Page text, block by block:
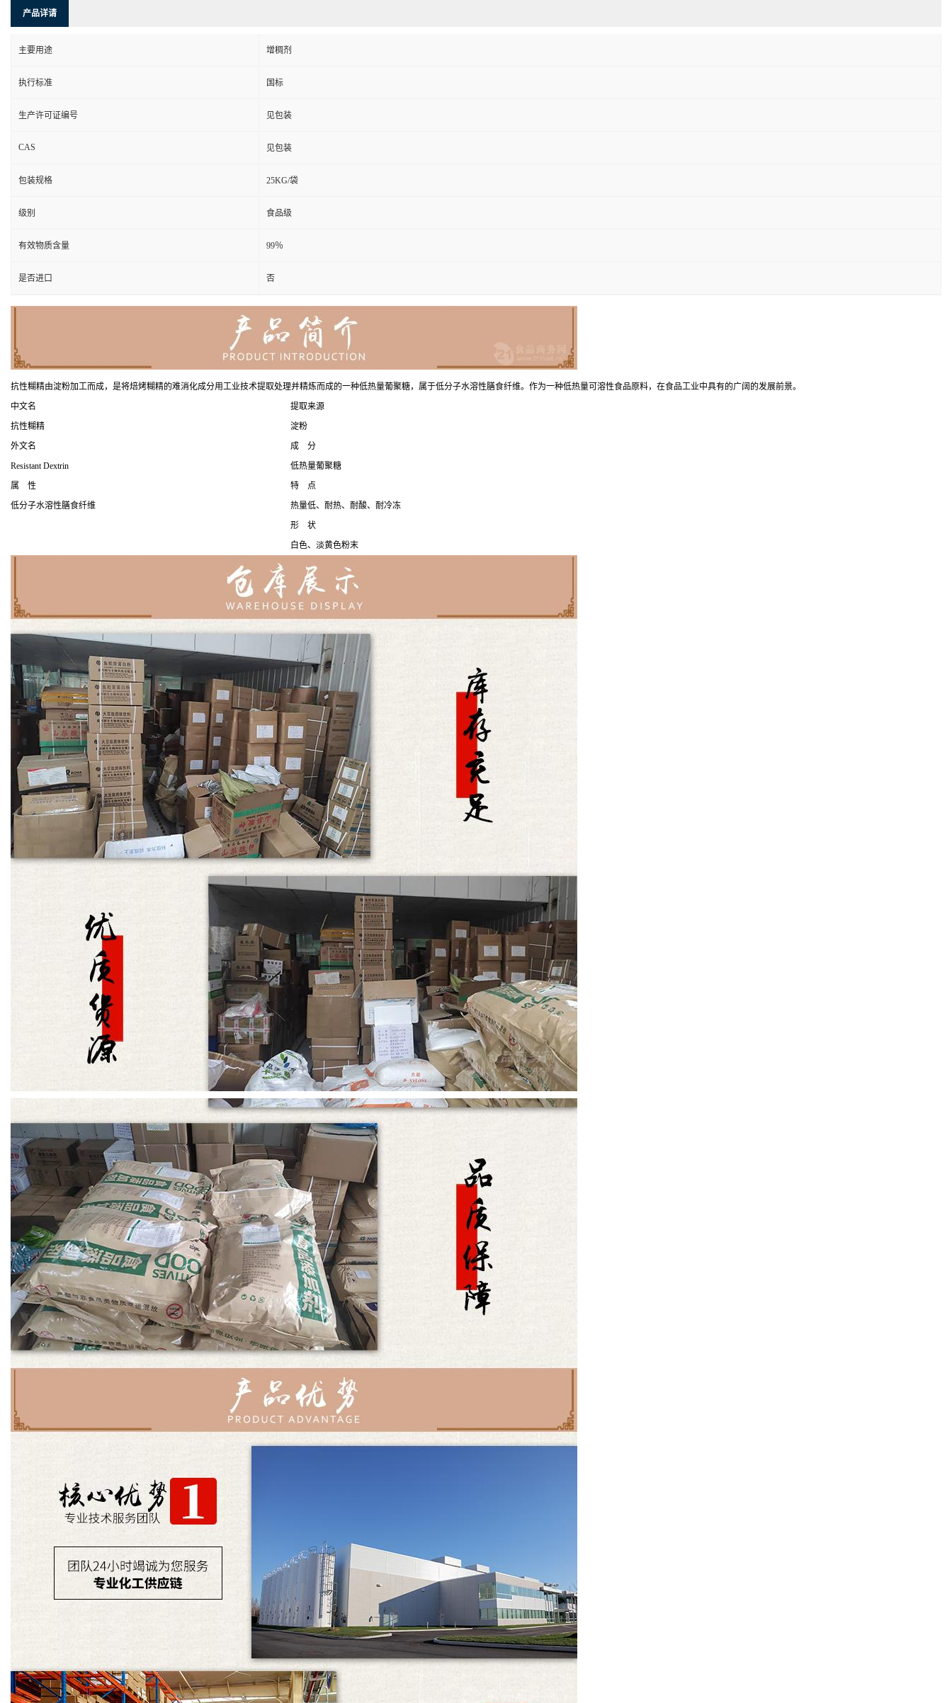
产品详请
主要用途 增稠剂
执行标准 国标
生产许可证编号 见包装
CAS 见包装
包装规格 25KG/袋
级别 食品级
有效物质含量 99％
是否进口 否
抗性糊精由淀粉加工而成，是将焙烤糊精的难消化成分用工业技术提取处理并精炼而成的一种低热量葡聚糖，属于低分子水溶性膳食纤维。作为一种低热量可溶性食品原料，在食品工业中具有的广阔的发展前景。
中文名
抗性糊精
外文名
Resistant Dextrin
属 性
低分子水溶性膳食纤维
提取来源
淀粉
成 分
低热量葡聚糖
特 点
热量低、耐热、耐酸、耐冷冻
形 状
白色、淡黄色粉末